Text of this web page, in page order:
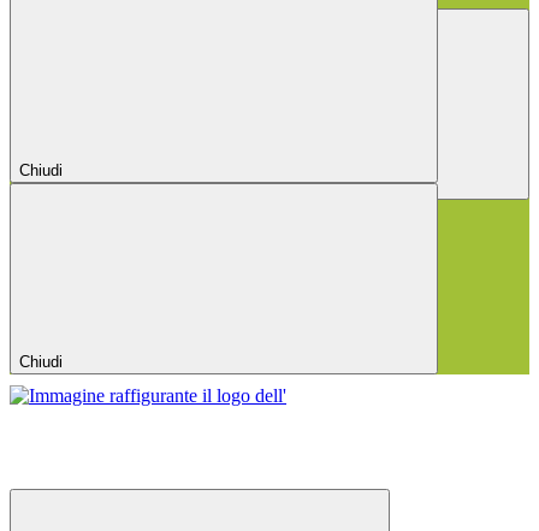
Chiudi
Chiudi